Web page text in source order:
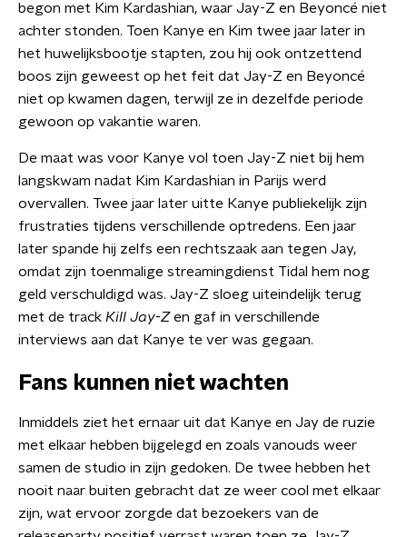
begon met Kim Kardashian, waar Jay-Z en Beyoncé niet
achter stonden. Toen Kanye en Kim twee jaar later in
het huwelijksbootje stapten, zou hij ook ontzettend
boos zijn geweest op het feit dat Jay-Z en Beyoncé
niet op kwamen dagen, terwijl ze in dezelfde periode
gewoon op vakantie waren.
De maat was voor Kanye vol toen Jay-Z niet bij hem
langskwam nadat Kim Kardashian in Parijs werd
overvallen. Twee jaar later uitte Kanye publiekelijk zijn
frustraties tijdens verschillende optredens. Een jaar
later spande hij zelfs een rechtszaak aan tegen Jay,
omdat zijn toenmalige streamingdienst Tidal hem nog
geld verschuldigd was. Jay-Z sloeg uiteindelijk terug
met de track Kill Jay-Zen gaf in verschillende
interviews aan dat Kanye te ver was gegaan.
Fans kunnen niet wachten
Inmiddels ziet het ernaar uit dat Kanye en Jay de ruzie
met elkaar hebben bijgelegd en zoals vanouds weer
samen de studio in zijn gedoken. De twee hebben het
nooit naar buiten gebracht dat ze weer cool met elkaar
zijn, wat ervoor zorgde dat bezoekers van de